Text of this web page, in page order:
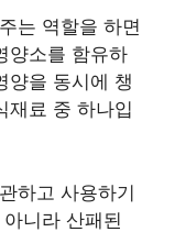
는 역할을 하면
양소를 함유하
양을 동시에 챙
재료 중 하나입
하고 사용하기
니라 산패된